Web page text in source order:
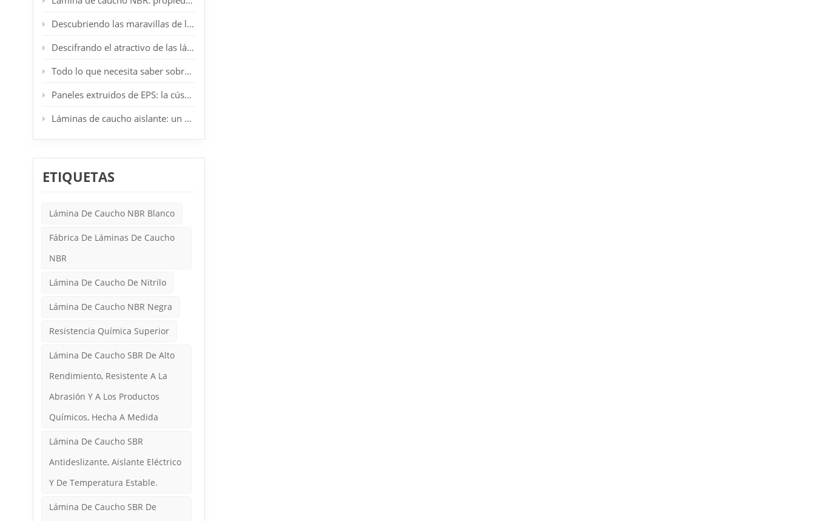
Descubriendo las maravillas de las láminas de caucho SBR: su aliado industrial y doméstico
Descifrando el atractivo de las láminas de caucho CR: el epítome de la resiliencia industrial
Todo lo que necesita saber sobre los tableros de lana de roca
Paneles extruidos de EPS: la cúspide de la innovación en aislamiento arquitectónico
Láminas de caucho aislante: un componente esencial en la seguridad eléctrica
ETIQUETAS
Lámina De Caucho NBR Blanco
Fábrica De Láminas De Caucho
NBR
Lámina De Caucho De Nitrilo
Lámina De Caucho NBR Negra
Resistencia Química Superior
Lámina De Caucho SBR De Alto
Rendimiento, Resistente A La
Abrasión Y A Los Productos
Químicos, Hecha A Medida
Lámina De Caucho SBR
Antideslizante, Aislante Eléctrico
Y De Temperatura Estable.
Lámina De Caucho SBR De